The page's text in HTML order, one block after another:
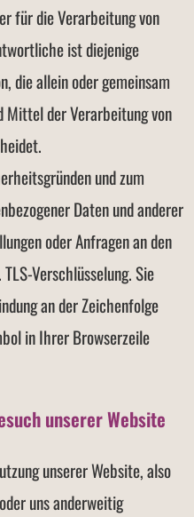
für die Verarbeitung von
ist diejenige
die allein oder gemeinsam
Mittel der Verarbeitung von
und zum
Daten und anderer
oder Anfragen an den
Verschlüsselung. Sie
an der Zeichenfolge
in Ihrer Browserzeile
unserer Website
unserer Website, also
uns anderweitig